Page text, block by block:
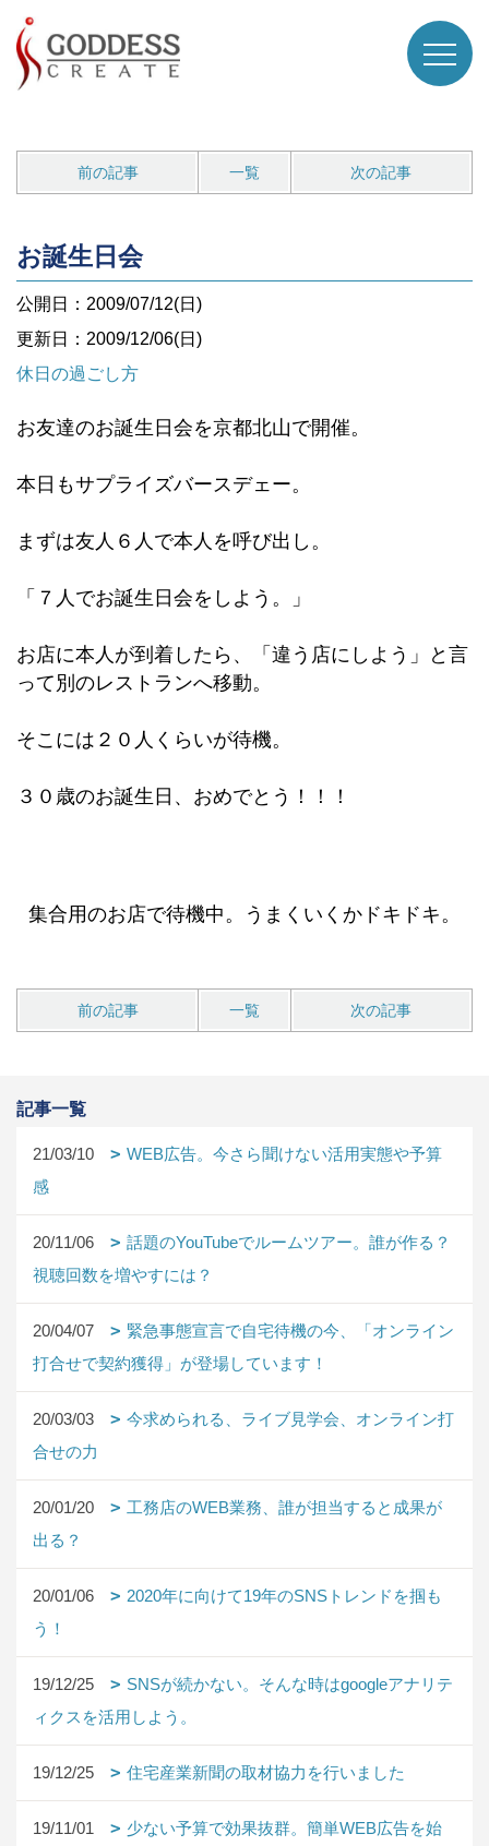
前の記事 一覧 次の記事
お誕生日会
公開日：2009/07/12(日)
更新日：2009/12/06(日)
休日の過ごし方
お友達のお誕生日会を京都北山で開催。
本日もサプライズバースデェー。
まずは友人６人で本人を呼び出し。
「７人でお誕生日会をしよう。」
お店に本人が到着したら、「違う店にしよう」と言
って別のレストランへ移動。
そこには２０人くらいが待機。
３０歳のお誕生日、おめでとう！！！
集合用のお店で待機中。うまくいくかドキドキ。
前の記事 一覧 次の記事
記事一覧
21/03/10
WEB広告。今さら聞けない活用実態や予算
感
20/11/06
話題のYouTubeでルームツアー。誰が作る？
視聴回数を増やすには？
20/04/07
緊急事態宣言で自宅待機の今、「オンライン
打合せで契約獲得」が登場しています！
20/03/03
今求められる、ライブ見学会、オンライン打
合せの力
20/01/20
工務店のWEB業務、誰が担当すると成果が
出る？
20/01/06
2020年に向けて19年のSNSトレンドを掴も
う！
19/12/25
SNSが続かない。そんな時はgoogleアナリテ
ィクスを活用しよう。
19/12/25 住宅産業新聞の取材協力を行いました
19/11/01
少ない予算で効果抜群。簡単WEB広告を始